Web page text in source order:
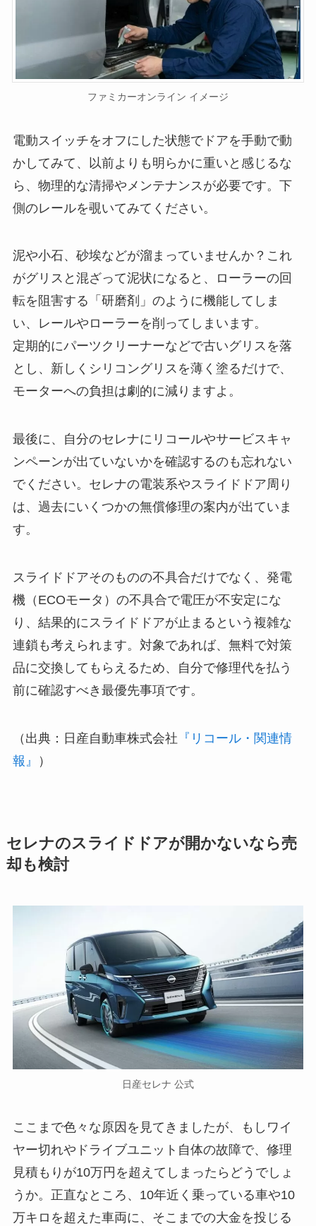
ファミカーオンライン イメージ
電動スイッチをオフにした状態でドアを手動で動
かしてみて、以前よりも明らかに重いと感じるな
ら、物理的な清掃やメンテナンスが必要です。下
側のレールを覗いてみてください。
泥や小石、砂埃などが溜まっていませんか？これ
がグリスと混ざって泥状になると、ローラーの回
転を阻害する「研磨剤」のように機能してしま
い、レールやローラーを削ってしまいます。
定期的にパーツクリーナーなどで古いグリスを落
とし、新しくシリコングリスを薄く塗るだけで、
モーターへの負担は劇的に減りますよ。
最後に、自分のセレナにリコールやサービスキャ
ンペーンが出ていないかを確認するのも忘れない
でください。セレナの電装系やスライドドア周り
は、過去にいくつかの無償修理の案内が出ていま
す。
スライドドアそのものの不具合だけでなく、発電
機（ECOモータ）の不具合で電圧が不安定にな
り、結果的にスライドドアが止まるという複雑な
連鎖も考えられます。対象であれば、無料で対策
品に交換してもらえるため、自分で修理代を払う
前に確認すべき最優先事項です。
（出典：日産自動車株式会社 『リコール・関連情
報』
）
セレナのスライドドアが開かないなら売
却も検討
日産セレナ 公式
ここまで色々な原因を見てきましたが、もしワイ
ヤー切れやドライブユニット自体の故障で、修理
見積もりが10万円を超えてしまったらどうでしょ
うか。正直なところ、10年近く乗っている車や10
万キロを超えた車両に、そこまでの大金を投じる